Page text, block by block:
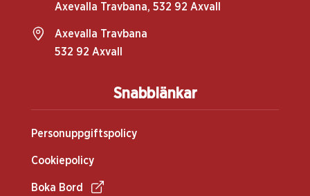
Snabblänkar
Personuppgiftspolicy
Cookiepolicy
Boka Bord
Axevalla Travbana, 532 92 Axvall
Axevalla Travbana
532 92 Axvall